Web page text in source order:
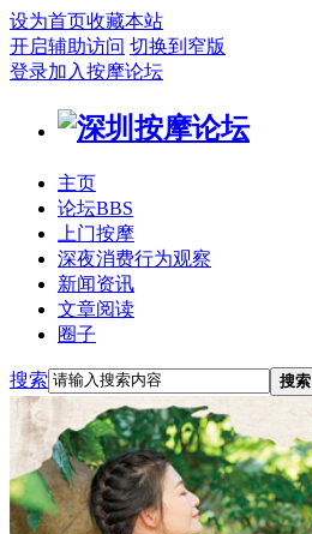
设为首页收藏本站
开启辅助访问 切换到窄版
登录加入按摩论坛
主页
论坛BBS
上门按摩
深夜消费行为观察
新闻资讯
文章阅读
圈子
搜索 搜索